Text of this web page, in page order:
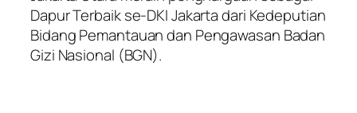
Dapur Terbaik se-DKI Jakarta dari Kedeputian
Bidang Pemantauan dan Pengawasan Badan
Gizi Nasional (BGN).